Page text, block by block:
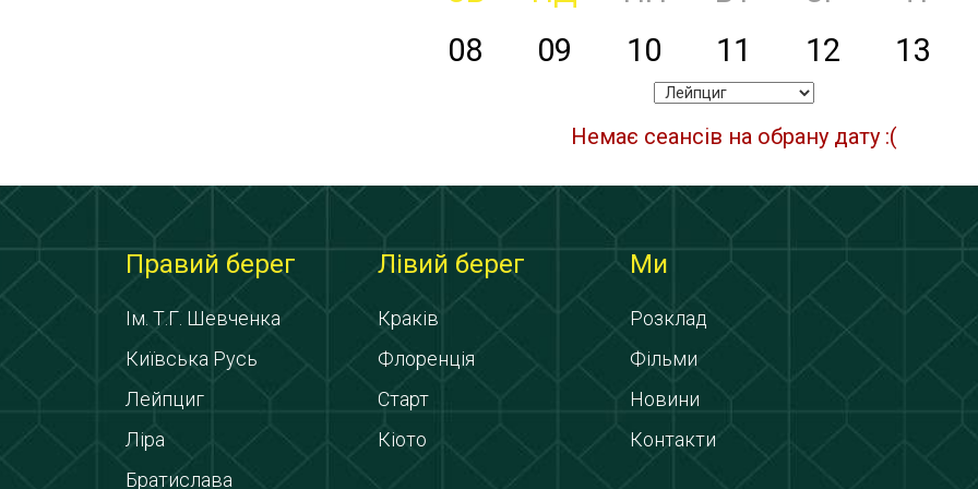
08
09 10 11 12 13
Немає сеансів на обрану дату :(
Правий берег
Ім. Т.Г. Шевченка
Київська Русь
Лейпциг
Ліра
Братислава
Лівий берег
Краків
Флоренція
Старт
Кіото
Ми
Розклад
Фільми
Новини
Контакти